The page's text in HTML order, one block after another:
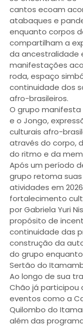
cantos ecoam
atabaques e
enquanto corpos
compartilham a
da ancestralidade
manifestações
roda, espaço
continuidade dos
afro-brasileiros.
O grupo
e o Jongo,
culturais afro-
através do corpo,
do ritmo e da
Após um período
grupo retoma suas
atividades em
fortalecimento
por Gabriela Yuri
propósito de
continuidade das
construção da
do grupo
Sertão do
Ao longo de sua
Chão já participou
eventos como a
Quilombo do
além das